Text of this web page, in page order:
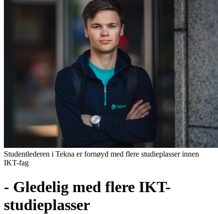
Studentlederen i Tekna er fornøyd med flere studieplasser innen
IKT-fag
- Gledelig med flere IKT-
studieplasser